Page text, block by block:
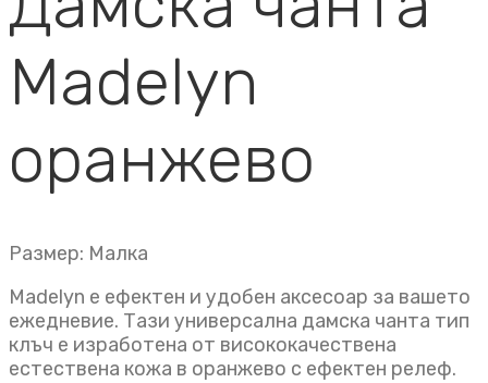
Madelyn
оранжево
Размер: Малка
Madelyn е ефектен и удобен аксесоар за вашето
ежедневие. Тази универсална дамска чанта тип
клъч e изработена от висококачествена
естествена кожа в оранжево с ефектен релеф.